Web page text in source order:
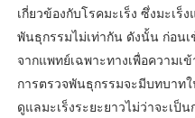
เกี่ยวข้องกับโรคมะเร็ง ซึ่งมะเ
พันธุกรรมไม่เท่ากัน ดังนั้น ก่อน
จากแพทย์เฉพาะทางเพื่อความ
การตรวจพันธุกรรมจะมีบทบาท
ดูแลมะเร็งระยะยาวไม่ว่าจะเป็